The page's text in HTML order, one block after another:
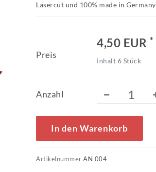
Lasercut und 100% made in Germany
Preis
4,50 EUR *
Inhalt 6 Stück
Anzahl
In den Warenkorb
Artikelnummer AN 004